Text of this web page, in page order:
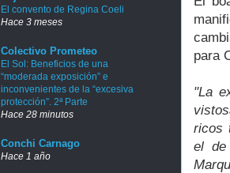
para
"La
ricos
el de
El convento de Regina Coeli
Hace 3 meses
Colectivo Prometeo
El Sol: Beneficios de una
“moderada exposición” e
inconvenientes de la “excesiva
protección”. 2ª Parte
Hace 28 minutos
Conchi Carnago
Hace 1 año